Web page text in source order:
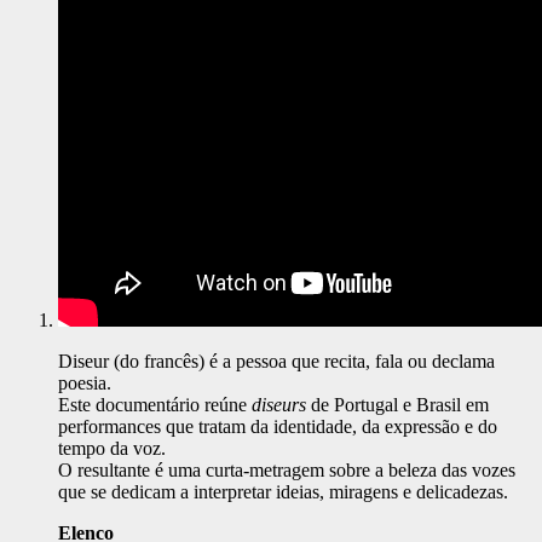
Diseur (do francês) é a pessoa que recita, fala ou declama
poesia.
Este documentário reúne diseurs de Portugal e Brasil em
performances que tratam da identidade, da expressão e do
tempo da voz.
O resultante é uma curta-metragem sobre a beleza das vozes
que se dedicam a interpretar ideias, miragens e delicadezas.
Elenco